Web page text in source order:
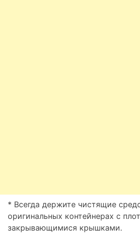
* Всегда держите чистящие
оригинальных контейнерах с
закрывающимися крышками.